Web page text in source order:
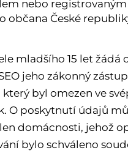
nebo
občana České
mladšího 15 let žádá
jeho zákonný
byl omezen ve
O poskytnutí údajů
domácnosti, jehož
bylo schváleno